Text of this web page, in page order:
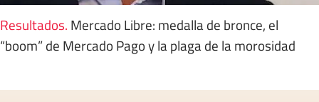
Resultados. Mercado Libre: medalla de bronce, el
“boom” de Mercado Pago y la plaga de la morosidad